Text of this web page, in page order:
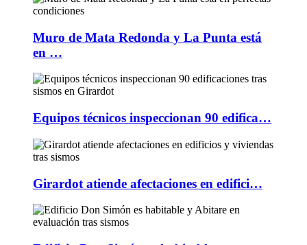
Muro de Mata Redonda y La Punta está
en …
Equipos técnicos inspeccionan 90 edifica…
Girardot atiende afectaciones en edifici…